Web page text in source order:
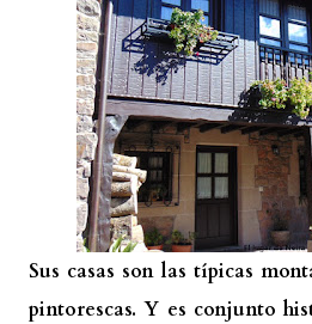
Sus casas son las típicas
pintorescas. Y es conjunto